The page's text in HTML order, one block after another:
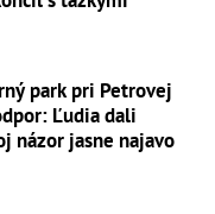
park pri Petrovej
Ľudia dali
názor jasne najavo